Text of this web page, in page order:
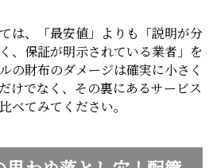
は、「最安値」よりも「説明が分
、保証が明示されている業者」を
の財布のダメージは確実に小さく
けでなく、その裏にあるサービス
べてみてください。